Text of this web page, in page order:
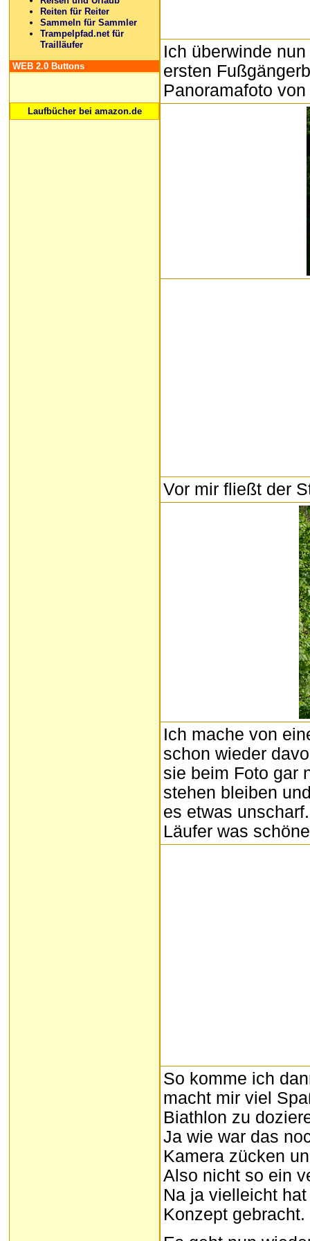
Reiten für Reiter
Sammeln für Sammler
Trampelpfad.net für
Trailläufer
WEB 2.0 Buttons
Laufbücher bei amazon.de
Ich überwinde
ersten
Panoramafoto
Vor mir fließt der
Ich mache von
schon wieder
sie beim Foto gar
stehen bleiben
es etwas
Läufer was
So komme ich
macht mir viel
Biathlon zu
Ja wie war das
Kamera zücken
Also nicht so ein
Na ja vielleicht
Konzept gebracht.